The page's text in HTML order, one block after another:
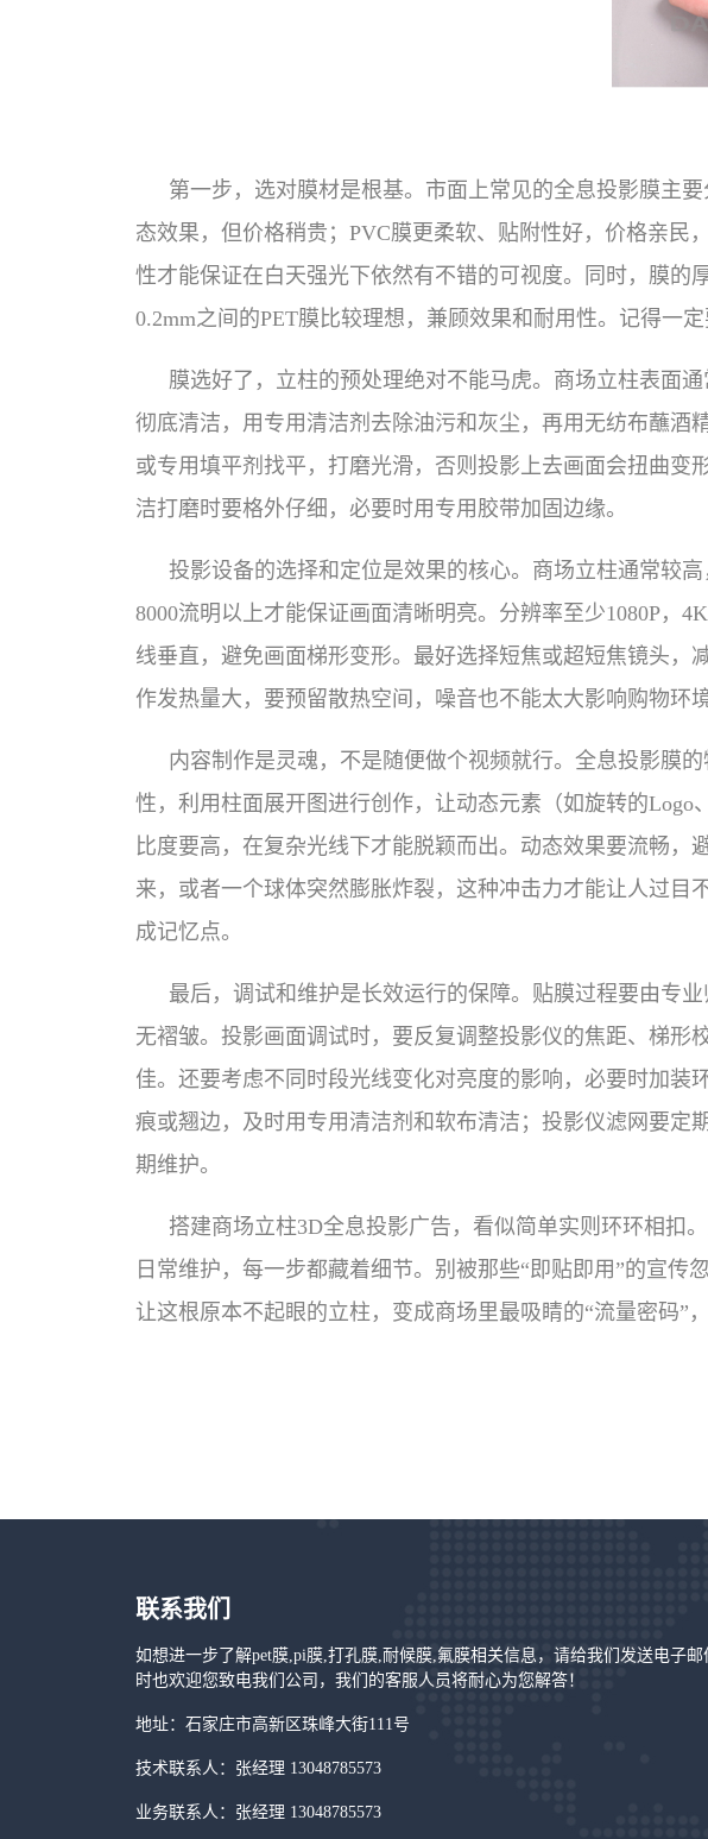
第一步，选对膜材是根基。市面上常见的全息投影膜主
态效果，但价格稍贵；PVC膜更柔软、贴附性好，价格亲
性才能保证在白天强光下依然有不错的可视度。同时，膜的
0.2mm之间的PET膜比较理想，兼顾效果和耐用性。记得一
膜选好了，立柱的预处理绝对不能马虎。商场立柱表面
彻底清洁，用专用清洁剂去除油污和灰尘，再用无纺布蘸
或专用填平剂找平，打磨光滑，否则投影上去画面会扭曲
洁打磨时要格外仔细，必要时用专用胶带加固边缘。
投影设备的选择和定位是效果的核心。商场立柱通常较
8000流明以上才能保证画面清晰明亮。分辨率至少1080P，
线垂直，避免画面梯形变形。最好选择短焦或超短焦镜头
作发热量大，要预留散热空间，噪音也不能太大影响购物环境
内容制作是灵魂，不是随便做个视频就行。全息投影膜
性，利用柱面展开图进行创作，让动态元素（如旋转的
比度要高，在复杂光线下才能脱颖而出。动态效果要流畅，
来，或者一个球体突然膨胀炸裂，这种冲击力才能让人过目
成记忆点。
最后，调试和维护是长效运行的保障。贴膜过程要由专
无褶皱。投影画面调试时，要反复调整投影仪的焦距、梯
佳。还要考虑不同时段光线变化对亮度的影响，必要时加装
痕或翘边，及时用专用清洁剂和软布清洁；投影仪滤网要
期维护。
搭建商场立柱3D全息投影广告，看似简单实则环环相扣
日常维护，每一步都藏着细节。别被那些“即贴即用”的宣
让这根原本不起眼的立柱，变成商场里最吸睛的“流量密码”
联系我们
如想进一步了解pet膜,pi膜,打孔膜,耐候膜,氟膜相关信息，请给我们发送电子邮
时也欢迎您致电我们公司，我们的客服人员将耐心为您解答！
地址：石家庄市高新区珠峰大街111号
技术联系人：张经理 13048785573
业务联系人：张经理 13048785573